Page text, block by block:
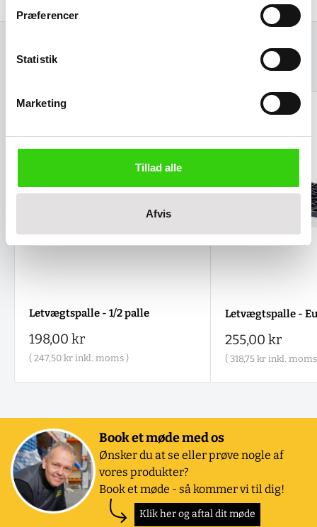
Præferencer
Statistik
Marketing
Tillad alle
Afvis
Relaterede varer
Letvægtspalle - 1/2 palle
Salgspris
198,00 kr
( 247,50 kr inkl. moms )
Letvægtspalle -
Salgspris
255,00 kr
( 318,75 krinkl.
Book et møde med os
Ønsker du at se eller prøve nogle af
vores produkter?
Book et møde - så kommer vi til dig!
Klik her og aftal dit møde